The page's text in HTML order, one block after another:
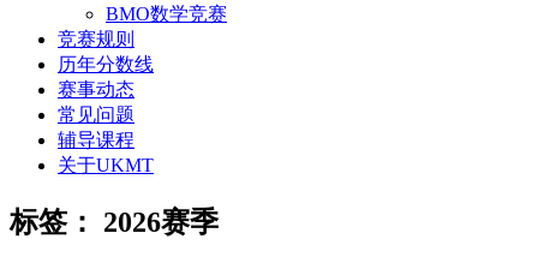
BMO数学竞赛
竞赛规则
历年分数线
赛事动态
常见问题
辅导课程
关于UKMT
标签： 2026赛季